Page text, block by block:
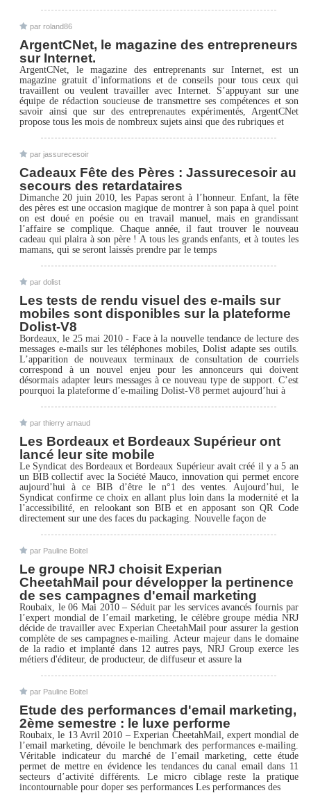
par roland86
ArgentCNet, le magazine des entrepreneurs
sur Internet.
ArgentCNet, le magazine des entreprenants sur Internet, est un
magazine gratuit d’informations et de conseils pour tous ceux qui
travaillent ou veulent travailler avec Internet. S’appuyant sur une
équipe de rédaction soucieuse de transmettre ses compétences et son
savoir ainsi que sur des entreprenautes expérimentés, ArgentCNet
propose tous les mois de nombreux sujets ainsi que des rubriques et
par jassurecesoir
Cadeaux Fête des Pères : Jassurecesoir au
secours des retardataires
Dimanche 20 juin 2010, les Papas seront à l’honneur. Enfant, la fête
des pères est une occasion magique de montrer à son papa à quel point
on est doué en poésie ou en travail manuel, mais en grandissant
l’affaire se complique. Chaque année, il faut trouver le nouveau
cadeau qui plaira à son père ! A tous les grands enfants, et à toutes les
mamans, qui se seront laissés prendre par le temps
par dolist
Les tests de rendu visuel des e-mails sur
mobiles sont disponibles sur la plateforme
Dolist-V8
Bordeaux, le 25 mai 2010 - Face à la nouvelle tendance de lecture des
messages e-mails sur les téléphones mobiles, Dolist adapte ses outils.
L’apparition de nouveaux terminaux de consultation de courriels
correspond à un nouvel enjeu pour les annonceurs qui doivent
désormais adapter leurs messages à ce nouveau type de support. C’est
pourquoi la plateforme d’e-mailing Dolist-V8 permet aujourd’hui à
par thierry arnaud
Les Bordeaux et Bordeaux Supérieur ont
lancé leur site mobile
Le Syndicat des Bordeaux et Bordeaux Supérieur avait créé il y a 5 an
un BIB collectif avec la Société Mauco, innovation qui permet encore
aujourd’hui à ce BIB d’être le n°1 des ventes. Aujourd’hui, le
Syndicat confirme ce choix en allant plus loin dans la modernité et la
l’accessibilité, en relookant son BIB et en apposant son QR Code
directement sur une des faces du packaging. Nouvelle façon de
par Pauline Boitel
Le groupe NRJ choisit Experian
CheetahMail pour développer la pertinence
de ses campagnes d'email marketing
Roubaix, le 06 Mai 2010 – Séduit par les services avancés fournis par
l’expert mondial de l’email marketing, le célèbre groupe média NRJ
décide de travailler avec Experian CheetahMail pour assurer la gestion
complète de ses campagnes e-mailing. Acteur majeur dans le domaine
de la radio et implanté dans 12 autres pays, NRJ Group exerce les
métiers d'éditeur, de producteur, de diffuseur et assure la
par Pauline Boitel
Etude des performances d'email marketing,
2ème semestre : le luxe performe
Roubaix, le 13 Avril 2010 – Experian CheetahMail, expert mondial de
l’email marketing, dévoile le benchmark des performances e-mailing.
Véritable indicateur du marché de l’email marketing, cette étude
permet de mettre en évidence les tendances du canal email dans 11
secteurs d’activité différents. Le micro ciblage reste la pratique
incontournable pour doper ses performances Les performances des